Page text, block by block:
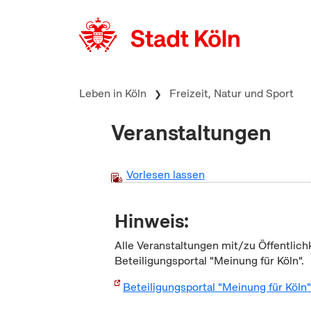
Leben in Köln Freizeit, Natur und Sport
Veranstaltungen
Vorlesen lassen
Hinweis:
Alle Veranstaltungen mit/zu
Beteiligungsportal "Meinung für Köln".
Beteiligungsportal "Meinung für Köln"